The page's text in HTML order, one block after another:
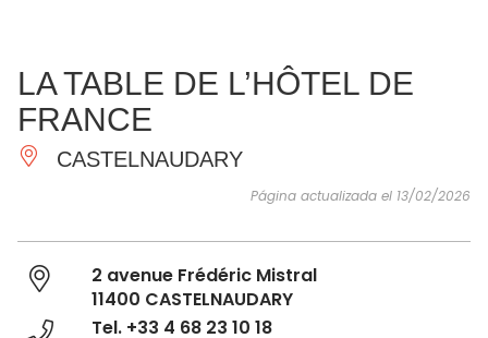
IMPRESCINDIBLES
HACER
INSPIRACIONES
LA TABLE DE L’HÔTEL DE
FRANCE
CASTELNAUDARY
Página actualizada el 13/02/2026
2 avenue Frédéric Mistral
11400 CASTELNAUDARY
Tel. +33 4 68 23 10 18